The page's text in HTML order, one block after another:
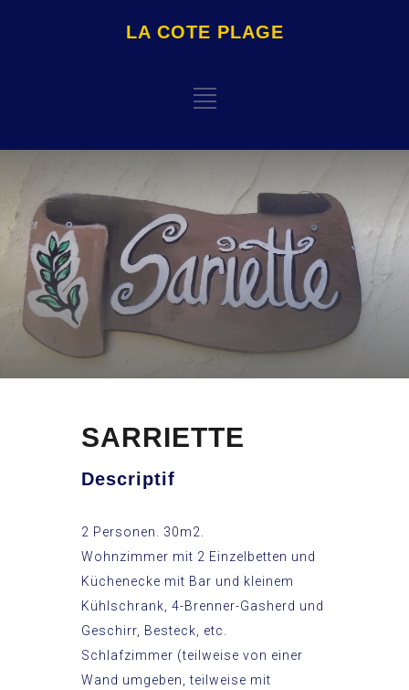
LA COTE PLAGE
SARRIETTE
Descriptif
2 Personen. 30m2.
Wohnzimmer mit 2 Einzelbetten und
Küchenecke mit Bar und kleinem
Kühlschrank, 4-Brenner-Gasherd und
Geschirr, Besteck, etc.
Schlafzimmer (teilweise von einer
Wand umgeben, teilweise mit